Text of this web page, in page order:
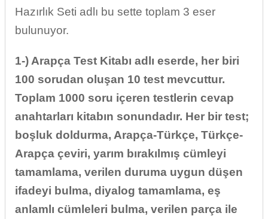
Hazırlık Seti adlı bu sette toplam 3 eser
bulunuyor.
1-) Arapça Test Kitabı adlı eserde, her biri
100 sorudan oluşan 10 test mevcuttur.
Toplam 1000 soru içeren testlerin cevap
anahtarları kitabın sonundadır. Her bir test;
boşluk doldurma, Arapça-Türkçe, Türkçe-
Arapça çeviri, yarım bırakılmış cümleyi
tamamlama, verilen duruma uygun düşen
ifadeyi bulma, diyalog tamamlama, eş
anlamlı cümleleri bulma, verilen parça ile